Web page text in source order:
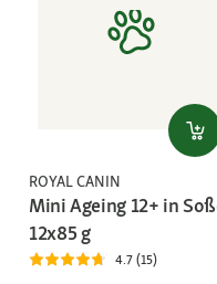
ROYAL CANIN
Mini Ageing 12+ in
12x85 g
4.7 (15)